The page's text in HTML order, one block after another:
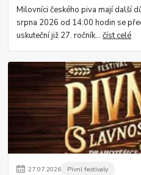
Milovníci českého piva mají další
srpna 2026 od 14:00 hodin se
uskuteční již 27. ročník...číst celé
27.07.2026 Pivní festivaly